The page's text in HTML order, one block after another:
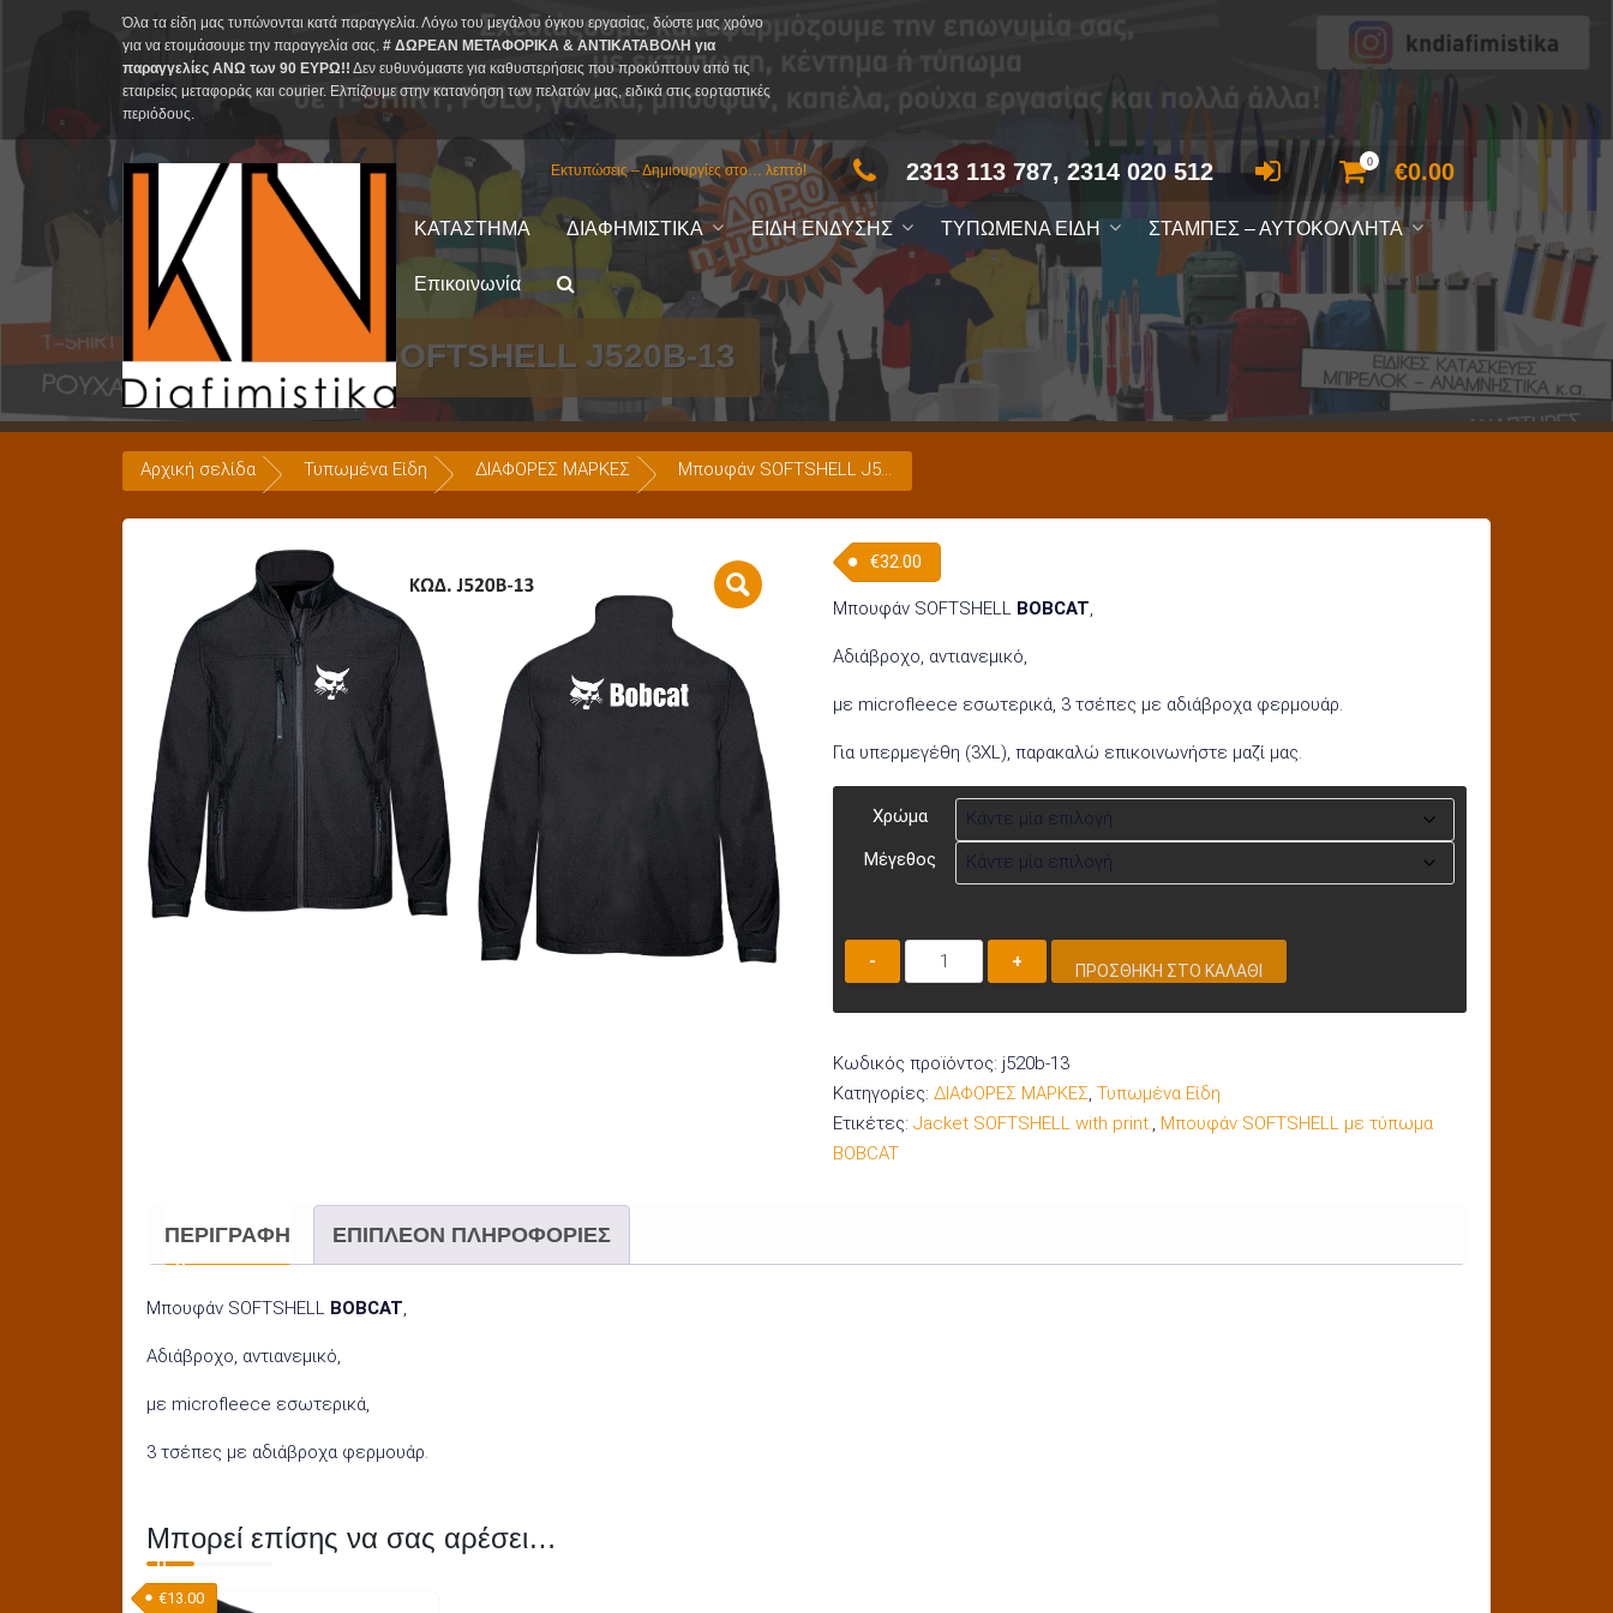
Όλα τα είδη μας τυπώνονται κατά παραγγελία. Λόγω του μεγάλου όγκου εργασίας, δώστε μας χρόνο
για να ετοιμάσουμε την παραγγελία σας. # ΔΩΡΕΑΝ ΜΕΤΑΦΟΡΙΚΑ & ΑΝΤΙΚΑΤΑΒΟΛΗ για
παραγγελίες ΑΝΩ των 90 ΕΥΡΩ!! Δεν ευθυνόμαστε για καθυστερήσεις που προκύπτουν από τις
εταιρείες μεταφοράς και courier. Ελπίζουμε στην κατανόηση των πελατών μας, ειδικά στις εορταστικές
περιόδους.
Εκτυπώσεις – Δημιουργίες στο… λεπτό! 2313 113 787, 2314 020 512 0 €0.00
ΚΑΤΑΣΤΗΜΑ ΔΙΑΦΗΜΙΣΤΙΚΑ ΕΙΔΗ ΕΝΔΥΣΗΣ ΤΥΠΩΜΕΝΑ ΕΙΔΗ ΣΤΑΜΠΕΣ – ΑΥΤΟΚΟΛΛΗΤΑ
Επικοινωνία
Μπουφάν SOFTSHELL J520B-13
Αρχική σελίδα Τυπωμένα Είδη ΔΙΑΦΟΡΕΣ ΜΑΡΚΕΣ Μπουφάν SOFTSHELL J520B-13
€32.00
Μπουφάν SOFTSHELL BOBCAT,
Αδιάβροχο, αντιανεμικό,
με microfleece εσωτερικά, 3 τσέπες με αδιάβροχα φερμουάρ.
Για υπερμεγέθη (3XL), παρακαλώ επικοινωνήστε μαζί μας.
Χρώμα
Μέγεθος
Μπουφάν
SOFTSHELL
J520B-
ποσότητα
ΠΡΟΣΘΉΚΗ ΣΤΟ ΚΑΛΆΘΙ
Κωδικός προϊόντος: j520b-13
Κατηγορίες: ΔΙΑΦΟΡΕΣ ΜΑΡΚΕΣ, Τυπωμένα Είδη
Ετικέτες: Jacket SOFTSHELL with print., Μπουφάν SOFTSHELL με τύπωμα
BOBCAT
ΠΕΡΙΓΡΑΦΉ ΕΠΙΠΛΈΟΝ ΠΛΗΡΟΦΟΡΊΕΣ
Μπουφάν SOFTSHELL BOBCAT,
Αδιάβροχο, αντιανεμικό,
με microfleece εσωτερικά,
3 τσέπες με αδιάβροχα φερμουάρ.
Μπορεί επίσης να σας αρέσει…
€13.00